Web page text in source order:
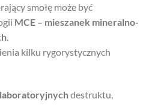
smołę może być
MCE – mieszanek mineralno-
.
kilku rygorystycznych
destruktu,